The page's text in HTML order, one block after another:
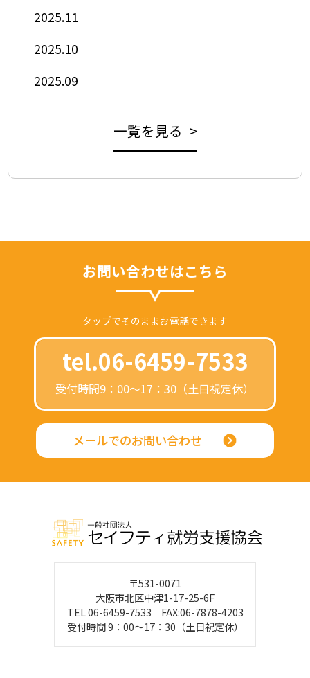
2025.11
2025.10
2025.09
一覧を見る >
お問い合わせはこちら
タップでそのままお電話できます
tel.06-6459-7533
受付時間9：00～17：30（土日祝定休）
メールでのお問い合わせ
〒531-0071
大阪市北区中津1-17-25-6F
TEL 06-6459-7533 FAX:06-7878-4203
受付時間 9：00～17：30（土日祝定休）